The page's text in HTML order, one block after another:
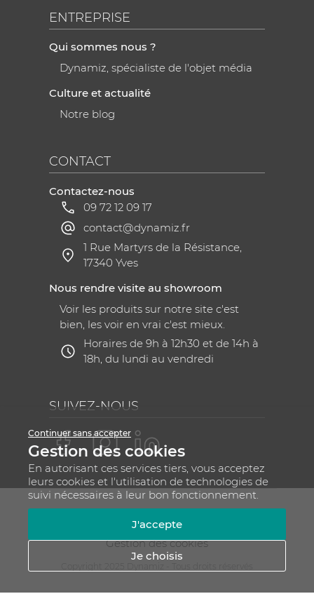
ENTREPRISE
Qui sommes nous ?
Dynamiz, spécialiste de l'objet média
Culture et actualité
Notre blog
CONTACT
Contactez-nous
09 72 12 09 17
contact@dynamiz.fr
1 Rue Martyrs de la Résistance,
17340 Yves
Nous rendre visite au showroom
Voir les produits sur notre site c'est
bien, les voir en vrai c'est mieux.
Horaires de 9h à 12h30 et de 14h à
18h, du lundi au vendredi
SUIVEZ-NOUS
RGPD - Gestion de vos données personnelles
Gestion des cookies
Continuer sans accepter
Gestion des cookies
En autorisant ces services tiers, vous acceptez
leurs cookies et l'utilisation de technologies de
suivi nécessaires à leur bon fonctionnement.
Je choisis
J'accepte